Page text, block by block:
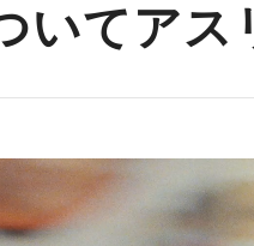
いてアス